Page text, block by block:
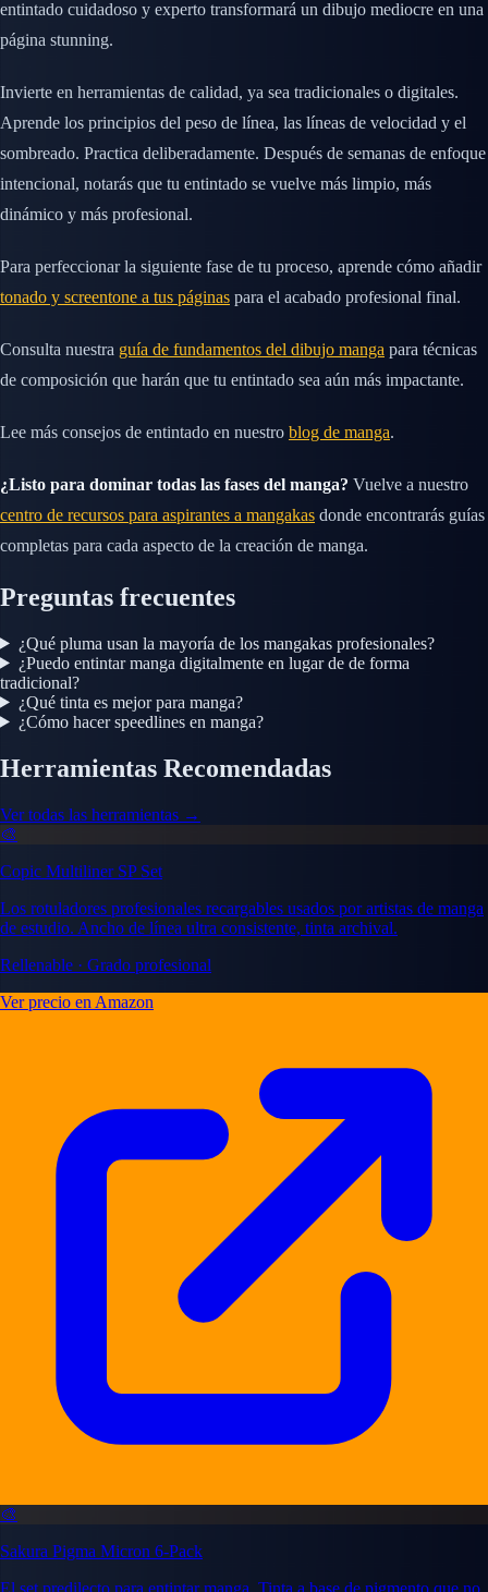
entintado cuidadoso y experto transformará un dibujo mediocre en una
página stunning.
Invierte en herramientas de calidad, ya sea tradicionales o digitales.
Aprende los principios del peso de línea, las líneas de velocidad y el
sombreado. Practica deliberadamente. Después de semanas de enfoque
intencional, notarás que tu entintado se vuelve más limpio, más
dinámico y más profesional.
Para perfeccionar la siguiente fase de tu proceso, aprende cómo añadir
tonado y screentone a tus páginas para el acabado profesional final.
Consulta nuestra guía de fundamentos del dibujo manga para técnicas
de composición que harán que tu entintado sea aún más impactante.
Lee más consejos de entintado en nuestro blog de manga.
¿Listo para dominar todas las fases del manga? Vuelve a nuestro
centro de recursos para aspirantes a mangakas donde encontrarás guías
completas para cada aspecto de la creación de manga.
Preguntas frecuentes
¿Qué pluma usan la mayoría de los mangakas profesionales?
¿Puedo entintar manga digitalmente en lugar de de forma
tradicional?
¿Qué tinta es mejor para manga?
¿Cómo hacer speedlines en manga?
Herramientas Recomendadas
Ver todas las herramientas →
🎨
Copic Multiliner SP Set
Los rotuladores profesionales recargables usados por artistas de manga
de estudio. Ancho de línea ultra consistente, tinta archival.
Rellenable · Grado profesional
Ver precio en Amazon
🎨
Sakura Pigma Micron 6-Pack
El set predilecto para entintar manga. Tinta a base de pigmento que no